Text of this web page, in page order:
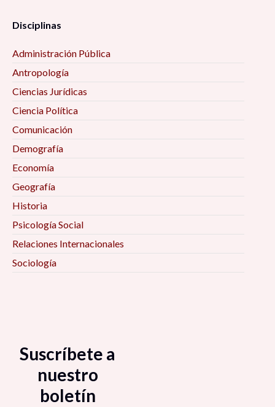
Disciplinas
Administración Pública
Antropología
Ciencias Jurídicas
Ciencia Política
Comunicación
Demografía
Economía
Geografía
Historia
Psicología Social
Relaciones Internacionales
Sociología
Suscríbete a
nuestro
boletín